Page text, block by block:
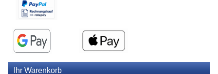
Ihr Warenkorb